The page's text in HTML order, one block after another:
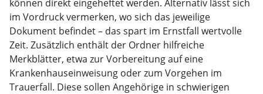
können direkt eingeheftet werden. Alternativ lässt sich
im Vordruck vermerken, wo sich das jeweilige
Dokument befindet – das spart im Ernstfall wertvolle
Zeit. Zusätzlich enthält der Ordner hilfreiche
Merkblätter, etwa zur Vorbereitung auf eine
Krankenhauseinweisung oder zum Vorgehen im
Trauerfall. Diese sollen Angehörige in schwierigen